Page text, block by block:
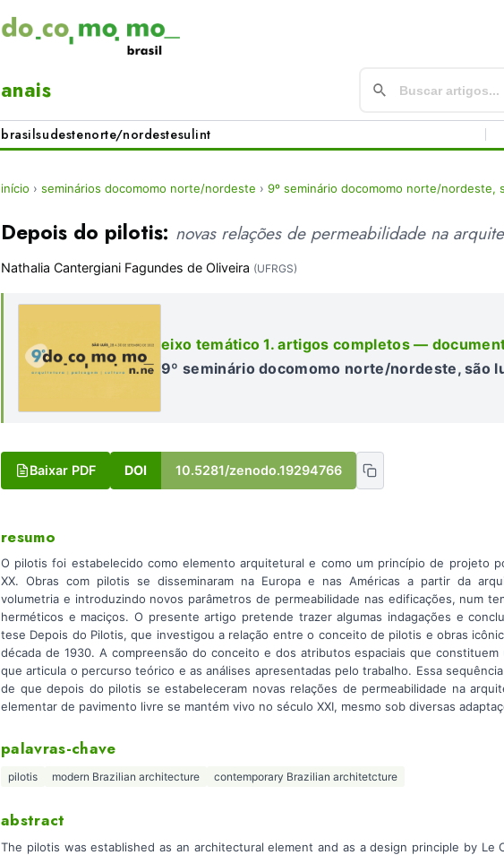
anais
brasilsudestenorte/nordestesulint
início › seminários docomomo norte/nordeste › 9º seminário docomomo norte/nordeste,
Depois do pilotis: novas relações de permeabilidade na
Nathalia Cantergiani Fagundes de Oliveira (UFRGS)
eixo temático 1. artigos completos —
9º seminário docomomo norte/nordeste, são
Baixar PDF DOI 10.5281/zenodo.19294766
resumo
O pilotis foi estabelecido como elemento arquitetural e como um princípio de projeto
XX. Obras com pilotis se disseminaram na Europa e nas Américas a partir da
volumetria e introduzindo novos parâmetros de permeabilidade nas edificações, num
herméticos e maciços. O presente artigo pretende trazer algumas indagações e
tese Depois do Pilotis, que investigou a relação entre o conceito de pilotis e obras
década de 1930. A compreensão do conceito e dos atributos espaciais que
que articula o percurso teórico e as análises apresentadas pelo trabalho. Essa
de que depois do pilotis se estabeleceram novas relações de permeabilidade na
elementar de pavimento livre se mantém vivo no século XXI, mesmo sob diversas
palavras-chave
pilotis modern Brazilian architecture contemporary Brazilian architetcture
abstract
The pilotis was established as an architectural element and as a design principle by Le